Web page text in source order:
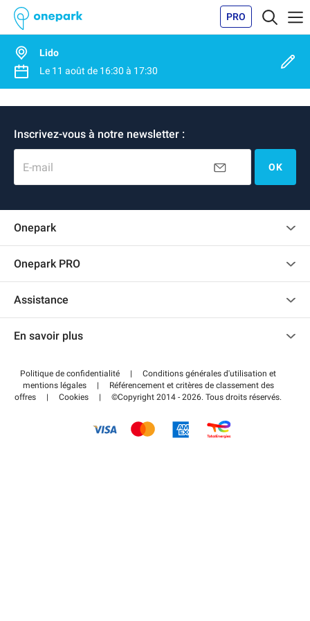
PRO
Lido
Le 11 août de 16:30 à 17:30
Inscrivez-vous à notre newsletter :
E-mail OK
Onepark
Recrutement
Onepark PRO
Accéder à mon espace partenaire
Assistance
Centre d'aide
Régler votre stationnement FLOW
En savoir plus
Wiki
Guide du stationnement
Politique de confidentialité |
Conditions générales d'utilisation et
mentions légales
|
Référencement et critères de classement des
offres
| Cookies | ©Copyright 2014 - 2026. Tous droits réservés.